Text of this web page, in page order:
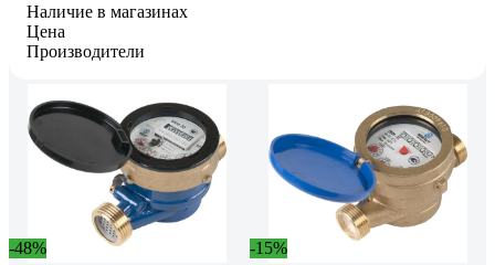
Наличие в магазинах
Цена
Производители
-48% -15%